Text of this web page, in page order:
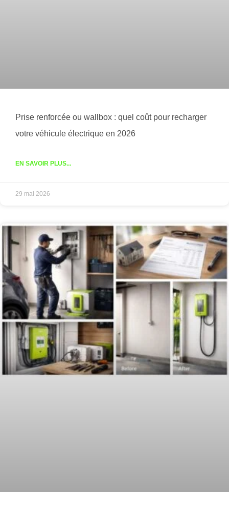
Prise renforcée ou wallbox : quel coût pour recharger
votre véhicule électrique en 2026
EN SAVOIR PLUS...
29 mai 2026